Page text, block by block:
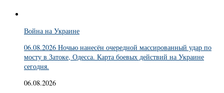
Война на Украине
06.08.2026 Ночью нанесён очередной массированный удар по
мосту в Затоке, Одесса. Карта боевых действий на Украине
сегодня.
06.08.2026